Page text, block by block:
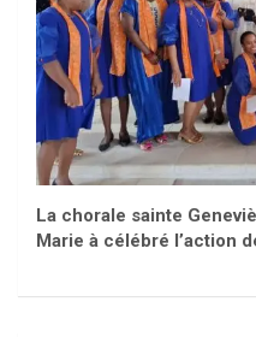
La chorale sainte
Marie à célébré l’action